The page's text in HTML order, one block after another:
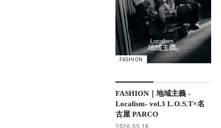
FASHION
FASHION｜地域主義 -
Localism- vol.3 L.O.S.T×名
古屋 PARCO
2026.05.18